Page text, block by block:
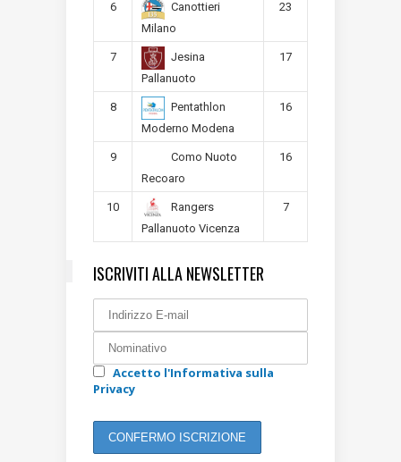
6
Canottieri
Milano
23
7
Jesina
Pallanuoto
17
8
Pentathlon
Moderno Modena
16
9
Como Nuoto
Recoaro
16
10
Rangers
Pallanuoto Vicenza
7
ISCRIVITI ALLA NEWSLETTER
Accetto l'Informativa sulla
Privacy